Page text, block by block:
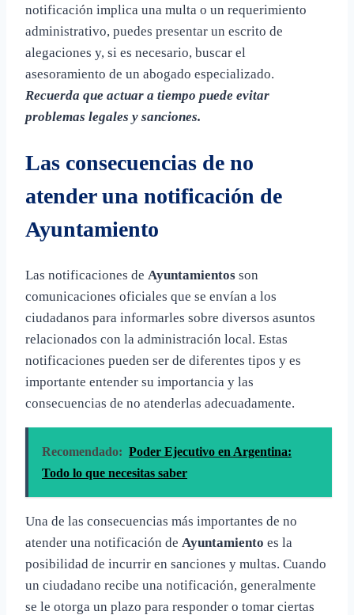
notificación implica una multa o un requerimiento
administrativo, puedes presentar un escrito de
alegaciones y, si es necesario, buscar el
asesoramiento de un abogado especializado.
Recuerda que actuar a tiempo puede evitar
problemas legales y sanciones.
Las consecuencias de no
atender una notificación de
Ayuntamiento
Las notificaciones de Ayuntamientos son
comunicaciones oficiales que se envían a los
ciudadanos para informarles sobre diversos asuntos
relacionados con la administración local. Estas
notificaciones pueden ser de diferentes tipos y es
importante entender su importancia y las
consecuencias de no atenderlas adecuadamente.
Recomendado: Poder Ejecutivo en Argentina:
Todo lo que necesitas saber
Una de las consecuencias más importantes de no
atender una notificación de Ayuntamiento es la
posibilidad de incurrir en sanciones y multas. Cuando
un ciudadano recibe una notificación, generalmente
se le otorga un plazo para responder o tomar ciertas